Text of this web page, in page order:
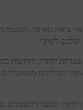
או יציאה מאיזון?
שלכם לשינוי.
ייחודי,
תהליכים
רמות הסוכר